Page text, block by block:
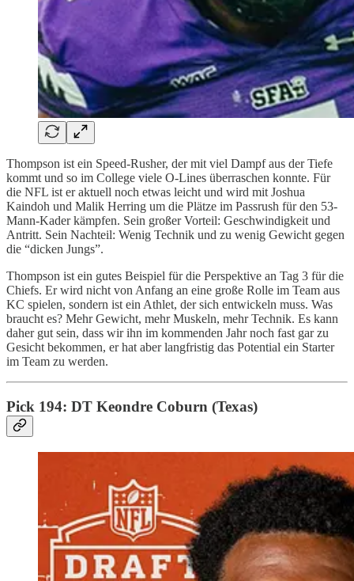
Thompson ist ein Speed-Rusher, der mit viel Dampf aus der Tiefe
kommt und so im College viele O-Lines überraschen konnte. Für
die NFL ist er aktuell noch etwas leicht und wird mit Joshua
Kaindoh und Malik Herring um die Plätze im Passrush für den 53-
Mann-Kader kämpfen. Sein großer Vorteil: Geschwindigkeit und
Antritt. Sein Nachteil: Wenig Technik und zu wenig Gewicht gegen
die “dicken Jungs”.
Thompson ist ein gutes Beispiel für die Perspektive an Tag 3 für die
Chiefs. Er wird nicht von Anfang an eine große Rolle im Team aus
KC spielen, sondern ist ein Athlet, der sich entwickeln muss. Was
braucht es? Mehr Gewicht, mehr Muskeln, mehr Technik. Es kann
daher gut sein, dass wir ihn im kommenden Jahr noch fast gar zu
Gesicht bekommen, er hat aber langfristig das Potential ein Starter
im Team zu werden.
Pick 194: DT Keondre Coburn (Texas)